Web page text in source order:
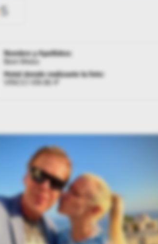
5
Nombre y Apellidos:
Beni Weiss
Hotel donde realizaste la foto:
VINCCI VÍA 66 4*